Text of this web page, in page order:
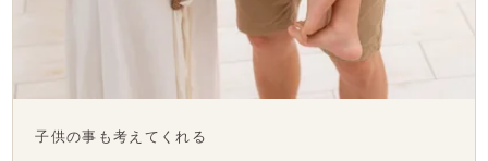
子供の事も考えてくれる